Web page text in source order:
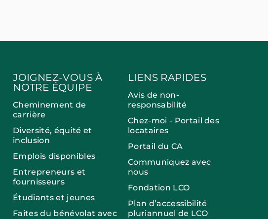
JOIGNEZ-VOUS À
NOTRE ÉQUIPE
Cheminement de
carrière
Diversité, équité et
inclusion
Emplois disponibles
Entrepreneurs et
fournisseurs
Étudiants et jeunes
Faites du bénévolat avec
LIENS RAPIDES
Avis de non-
responsabilité
Chez-moi - Portail des
locataires
Portail du CA
Communiquez avec
nous
Fondation LCO
Plan d’accessibilité
pluriannuel de LCO